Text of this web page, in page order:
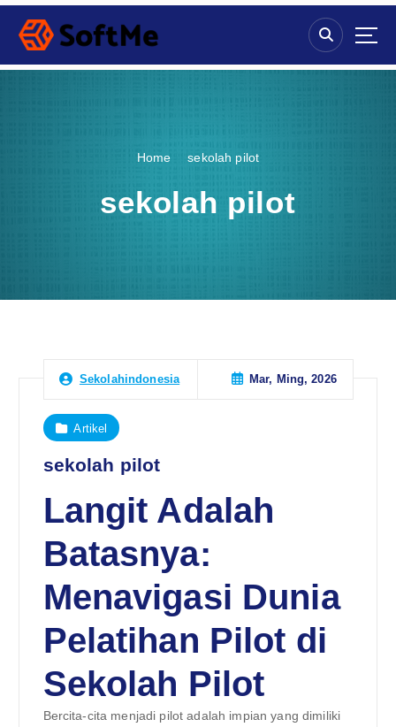
S
p
Home sekolah pilot
sekolah pilot
Sekolahindonesia Mar, Ming, 2026
Artikel
sekolah pilot
Langit Adalah
Batasnya:
Menavigasi Dunia
Pelatihan Pilot di
Sekolah Pilot
Bercita-cita menjadi pilot adalah impian yang dimiliki